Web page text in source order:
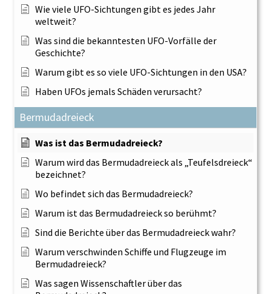
Wie viele UFO-Sichtungen gibt es jedes Jahr
weltweit?
Was sind die bekanntesten UFO-Vorfälle der
Geschichte?
Warum gibt es so viele UFO-Sichtungen in den USA?
Haben UFOs jemals Schäden verursacht?
Bermudadreieck
Was ist das Bermudadreieck?
Warum wird das Bermudadreieck als „Teufelsdreieck“
bezeichnet?
Wo befindet sich das Bermudadreieck?
Warum ist das Bermudadreieck so berühmt?
Sind die Berichte über das Bermudadreieck wahr?
Warum verschwinden Schiffe und Flugzeuge im
Bermudadreieck?
Was sagen Wissenschaftler über das